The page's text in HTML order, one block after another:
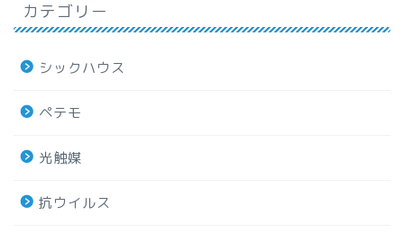
カテゴリー
シックハウス
ペテモ
光触媒
抗ウイルス